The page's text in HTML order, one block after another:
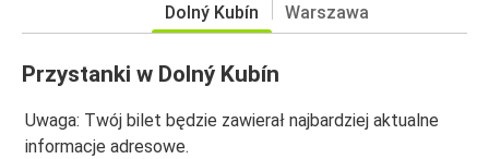
Dolný Kubín Warszawa
Przystanki w Dolný Kubín
Uwaga: Twój bilet będzie zawierał najbardziej aktualne
informacje adresowe.